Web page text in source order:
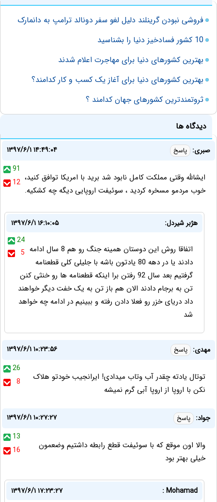
فروشی نبودن گرینلند دلیل لغو سفر دونالد ترامپ به دانمارک
10 کشور فسادخیز دنیا را بشناسید
بهترین کشورهای دنیا برای مهاجرت اعلام شدند
بهترین کشورهای دنیا برای آغاز یک کسب و کار کدامند؟
ثروتمندترین کشورهای جهان کدامند ؟
دیدگاه ها
صبری: پاسخ
۱۳۹۷/۶/۱ ۱۴:۴۹:۰۴
91
12 ایشالله وقتی مملکت کامل نابود شد برید با امریکا توافق کنید،
خوب مردمو مسخره کردید ، سوئیفت اروپایی دیگه چه کشکیه.
هژبر شیردل:
۱۳۹۷/۶/۱ ۱۶:۱۰:۰۵
24
5 اتفاقا روش این دوستان همینه جنگ رو هم 8 سال ادامه
دادند یا در دهه 80 یادتون باشه با جلیلی کلی قطعنامه
گرفتیم بعد سال 92 رفتن برا اینکه قطعنامه ها رو خنثی کنن
تن به برجام دادند الان هم باز تن به یک خفت دیگر خواهند
داد دریای خزر رو فعلا دادن رفته و ببینیم در ادامه چه خواهد
شد
مهدی: پاسخ
۱۳۹۷/۶/۱ ۱۰:۲۳:۵۶
26
8
توتال یادته چقدر آب وتاب میدادی! ایرانجیب خودتو هلاک
نکن با اروپا از اروپا آبی گرم نمیشه
جواد: پاسخ
۱۳۹۷/۶/۱ ۱۰:۲۷:۲۷
13
16
والا اون موقع که با سوئیفت قطع رابطه داشتیم وضعمون
خیلی بهتر بود
Mohamad :
۱۳۹۷/۶/۱ ۱۷:۲۳:۲۷